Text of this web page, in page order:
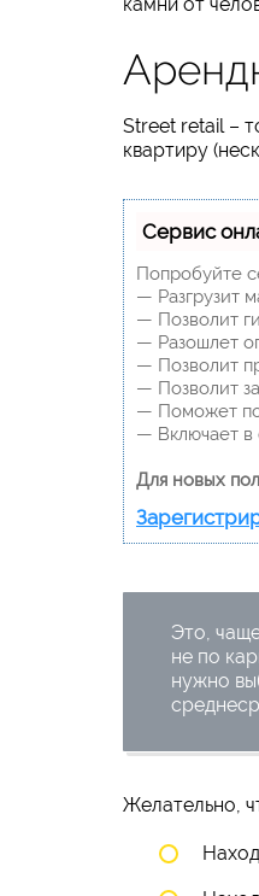
Street retail –
квартиру
Сервис
Попробуйте
— Разгрузит
— Позволит
— Разошлет
— Позволит
— Позволит
— Поможет
— Включает в
Для новых
Это,
не по
нужно
Желательно,